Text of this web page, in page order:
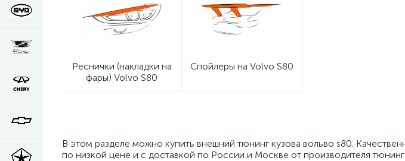
Реснички (накладки на
фары) Volvo S80
Спойлеры на Volvo S80
В этом разделе можно купить внешний тюнинг кузова вольво s80.
по низкой цене и с доставкой по России и Москве от производителя